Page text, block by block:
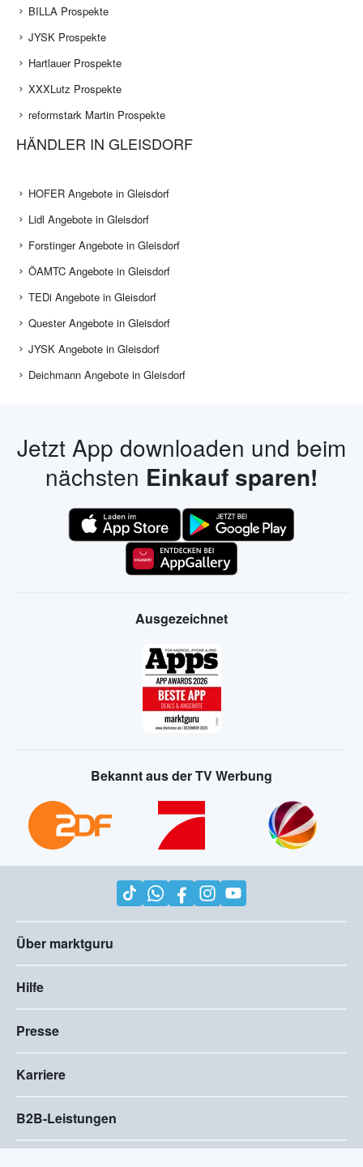
BILLA Prospekte
JYSK Prospekte
Hartlauer Prospekte
XXXLutz Prospekte
reformstark Martin Prospekte
HÄNDLER IN GLEISDORF
HOFER Angebote in Gleisdorf
Lidl Angebote in Gleisdorf
Forstinger Angebote in Gleisdorf
ÖAMTC Angebote in Gleisdorf
TEDi Angebote in Gleisdorf
Quester Angebote in Gleisdorf
JYSK Angebote in Gleisdorf
Deichmann Angebote in Gleisdorf
Jetzt App downloaden und beim
nächsten Einkauf sparen!
Ausgezeichnet
Bekannt aus der TV Werbung
Über marktguru
Hilfe
Presse
Karriere
B2B-Leistungen